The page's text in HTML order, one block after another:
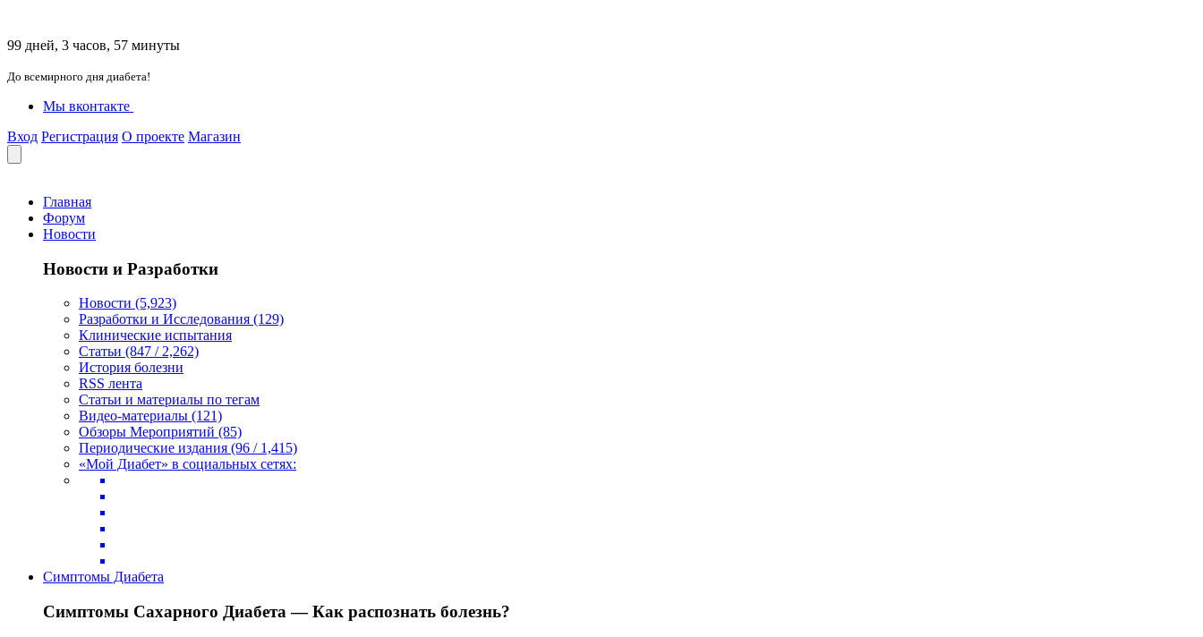
99 дней, 3 часов, 57 минуты
До всемирного дня диабета!
Мы вконтакте
Вход Регистрация О проекте Магазин
Главная
Форум
Новости
Новости и Разработки
Новости (5,923)
Разработки и Исследования (129)
Клинические испытания
Статьи (847 / 2,262)
История болезни
RSS лента
Статьи и материалы по тегам
Видео-материалы (121)
Обзоры Мероприятий (85)
Периодические издания (96 / 1,415)
«Мой Диабет» в социальных сетях:
Симптомы Диабета
Симптомы Сахарного Диабета — Как распознать болезнь?